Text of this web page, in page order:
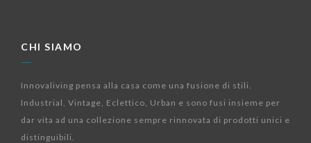
CHI SIAMO
Innovaliving pensa alla casa come una fusione di stili.
Industrial, Vintage, Eclettico, Urban e sono fusi insieme per
dar vita ad una collezione sempre rinnovata di prodotti unici e
distinguibili.